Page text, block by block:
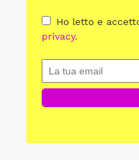
Ho letto e
privacy.